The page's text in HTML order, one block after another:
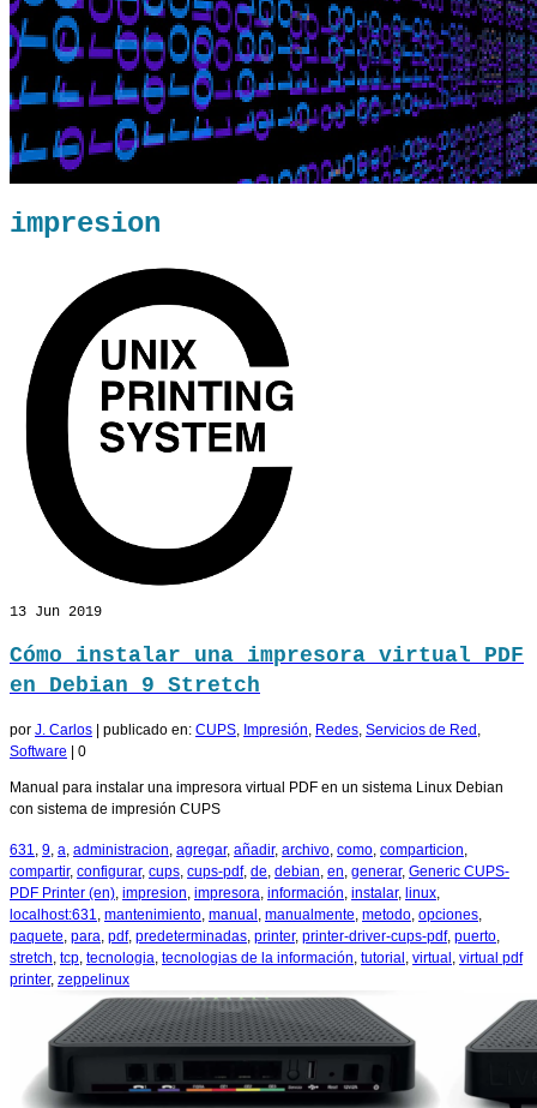
impresion
13 Jun 2019
Cómo instalar una impresora virtual PDF
en Debian 9 Stretch
por J. Carlos publicado en: CUPS, Impresión, Redes, Servicios de Red ,
Software
0
Manual para instalar una impresora virtual PDF en un sistema Linux Debian
con sistema de impresión CUPS
631, 9, a, administracion, agregar, añadir, archivo, como, comparticion,
compartir, configurar, cups, cups-pdf, de, debian, en, generar, Generic CUPS-
PDF Printer (en), impresion, impresora, información, instalar, linux,
localhost:631, mantenimiento, manual , manualmente, metodo, opciones,
paquete, para, pdf, predeterminadas, printer, printer-driver-cups-pdf, puerto,
stretch, tcp, tecnologia, tecnologias de la información, tutorial , virtual , virtual pdf
printer, zeppelinux